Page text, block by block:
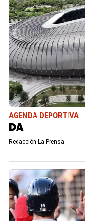
AGENDA DEPORTIVA
DA
Redacción La Prensa